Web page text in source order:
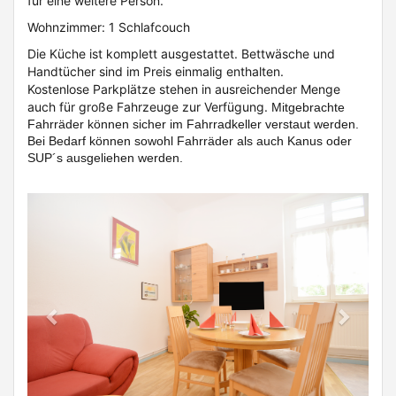
Wohnzimmer: 1 Schlafcouch
Die Küche ist komplett ausgestattet. Bettwäsche und
Handtücher sind im Preis einmalig enthalten.
Kostenlose Parkplätze stehen in ausreichender Menge
auch für große Fahrzeuge zur Verfügung. Mitgebrachte
Fahrräder können sicher im Fahrradkeller verstaut werden.
Bei Bedarf können sowohl Fahrräder als auch Kanus oder
SUP´s ausgeliehen werden.
Next